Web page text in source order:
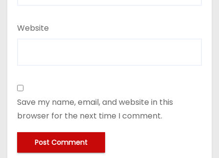
Website
Save my name, email, and website in this
browser for the next time I comment.